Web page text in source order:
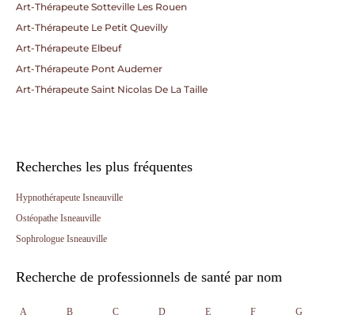
Art-Thérapeute Sotteville Les Rouen
Art-Thérapeute Le Petit Quevilly
Art-Thérapeute Elbeuf
Art-Thérapeute Pont Audemer
Art-Thérapeute Saint Nicolas De La Taille
Recherches les plus fréquentes
Hypnothérapeute Isneauville
Ostéopathe Isneauville
Sophrologue Isneauville
Recherche de professionnels de santé par nom
A B C D E F G